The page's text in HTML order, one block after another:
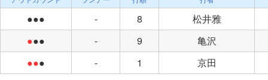
●●● - 8
松井雅
●●● - 9
亀沢
●●● - 1 京田